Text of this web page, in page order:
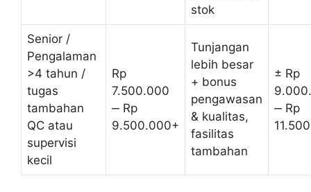
stok
Senior /
Pengalaman
>4 tahun /
tugas
tambahan
QC atau
supervisi
kecil
Rp
7.500.000
‒ Rp
9.500.000+
Tunjangan
lebih besar
+ bonus
pengawasan
& kualitas,
fasilitas
tambahan
± Rp
‒ Rp